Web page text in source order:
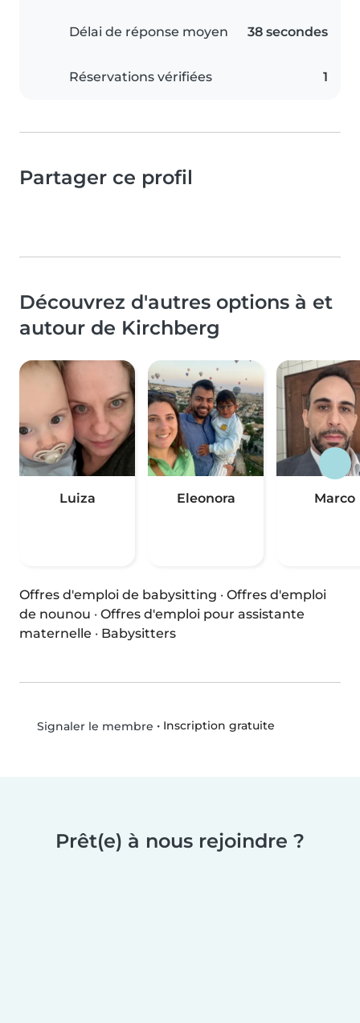
Délai de réponse moyen 38 secondes
Réservations vérifiées 1
Partager ce profil
Découvrez d'autres options à et
autour de Kirchberg
Luiza Eleonora Marco
Offres d'emploi de babysitting · Offres d'emploi
de nounou · Offres d'emploi pour assistante
maternelle · Babysitters
Signaler le membre • Inscription gratuite
Prêt(e) à nous rejoindre ?